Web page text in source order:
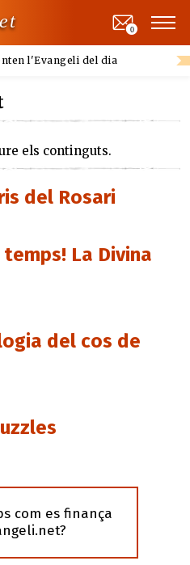
l'Evangeli del dia
0
els continguts.
del Rosari
La Divina
del cos de
com es finança